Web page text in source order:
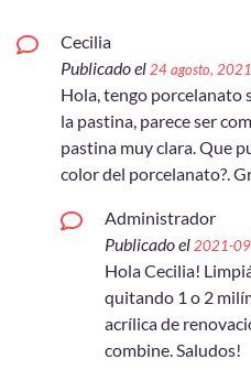
Cecilia
Publicado el 24 agosto, 2021
Hola, tengo porcelanato
la pastina, parece ser
pastina muy clara. Que
color del porcelanato?.
Administrador
Publicado el 2021-
Hola Cecilia!
quitando 1 o 2
acrílica de
combine. Saludos!